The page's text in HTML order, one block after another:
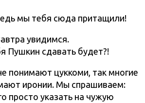
мы тебя сюда притащили!
увидимся.
Пушкин сдавать будет?!
понимают цуккоми, так многие
иронии. Мы спрашиваем:
просто указать на чужую